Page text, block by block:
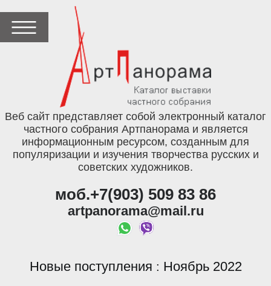
Веб сайт представляет собой электронный каталог
частного собрания Артпанорама и является
информационным ресурсом, созданным для
популяризации и изучения творчества русских и
советских художников.
моб.+7(903) 509 83 86
artpanorama@mail.ru
Новые поступления : Ноябрь 2022